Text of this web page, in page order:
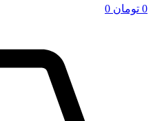
تومان 0